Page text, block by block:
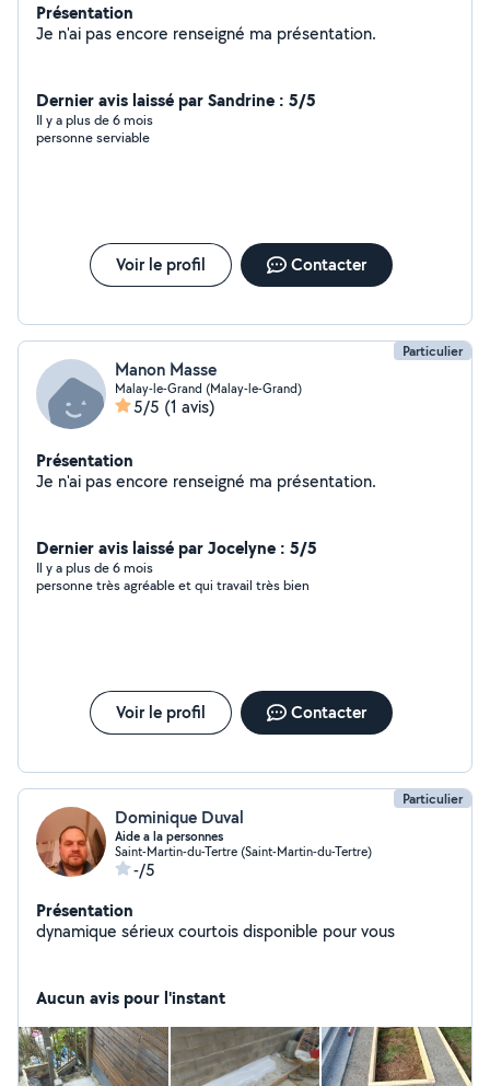
Présentation
Je n'ai pas encore renseigné ma présentation.
Dernier avis laissé par Sandrine : 5/5
Il y a plus de 6 mois
personne serviable
Voir le profil Contacter
Particulier
Manon Masse
Malay-le-Grand (Malay-le-Grand)
5/5 (1 avis)
Présentation
Je n'ai pas encore renseigné ma présentation.
Dernier avis laissé par Jocelyne : 5/5
Il y a plus de 6 mois
personne très agréable et qui travail très bien
Voir le profil Contacter
Particulier
Dominique Duval
Aide a la personnes
Saint-Martin-du-Tertre (Saint-Martin-du-Tertre)
-/5
Présentation
dynamique sérieux courtois disponible pour vous
Aucun avis pour l'instant